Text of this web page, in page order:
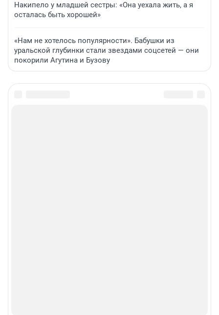
Накипело у младшей сестры: «Она уехала жить, а я
осталась быть хорошей»
«Нам не хотелось популярности». Бабушки из
уральской глубинки стали звездами соцсетей — они
покорили Агутина и Бузову